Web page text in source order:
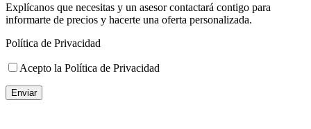
Explícanos que necesitas y un asesor contactará contigo para
informarte de precios y hacerte una oferta personalizada.
Política de Privacidad
Acepto la Política de Privacidad
Enviar